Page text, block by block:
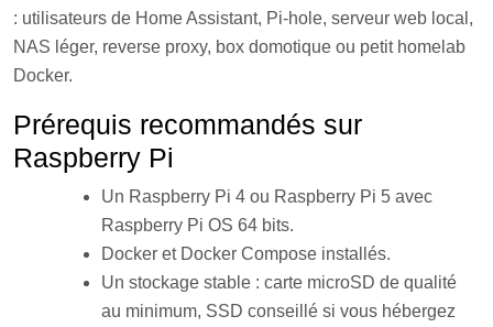
: utilisateurs de Home Assistant, Pi-hole, serveur web local,
NAS léger, reverse proxy, box domotique ou petit homelab
Docker.
Prérequis recommandés sur
Raspberry Pi
Un Raspberry Pi 4 ou Raspberry Pi 5 avec
Raspberry Pi OS 64 bits.
Docker et Docker Compose installés.
Un stockage stable : carte microSD de qualité
au minimum, SSD conseillé si vous hébergez